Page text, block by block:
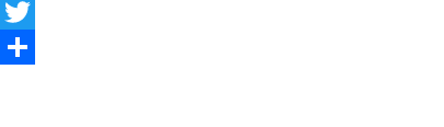
Facebook
Twitter